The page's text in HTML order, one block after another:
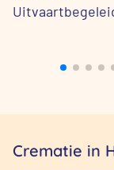
Crematie in